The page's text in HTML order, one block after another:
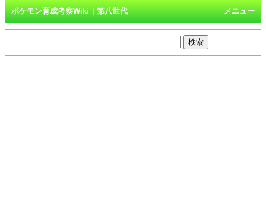
メニュー
ポケモン育成考察Wiki｜第八世代